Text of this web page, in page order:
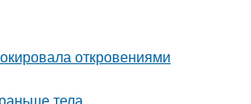
откровениями